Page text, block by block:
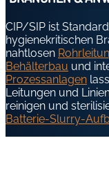
CIP/SIP ist
hygienekritischen
nahtlosen
Behälterbau und
Prozessanlagen
Leitungen und
reinigen und
Batterie-Slurry-